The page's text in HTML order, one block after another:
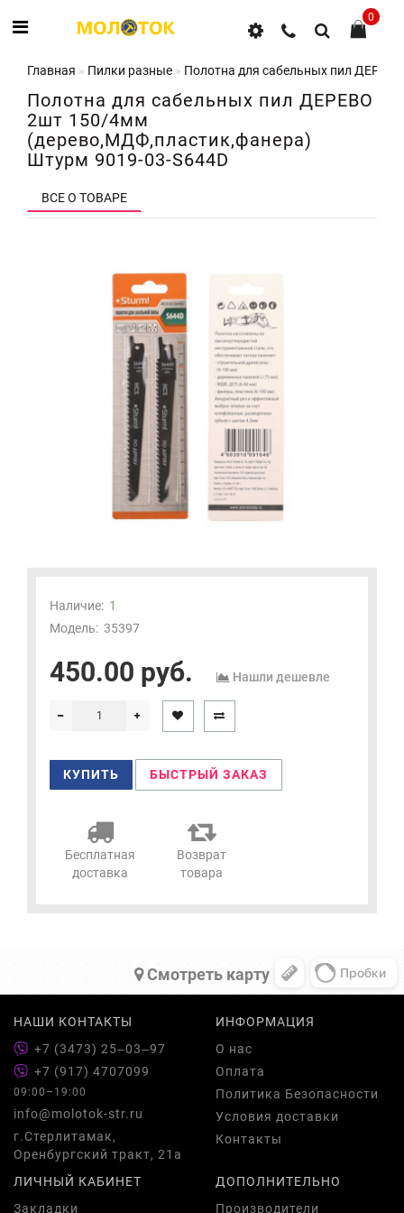
0
Главная Пилки разные Полотна для сабельных пил
Полотна для сабельных пил ДЕРЕВО
2шт 150/4мм
(дерево,МДФ,пластик,фанера)
Штурм 9019-03-S644D
ВСЕ О ТОВАРЕ
Наличие: 1
Модель: 35397
450.00 руб. Нашли дешевле
КУПИТЬ БЫСТРЫЙ ЗАКАЗ
Бесплатная
доставка
Возврат
товара
Cмотреть карту
НАШИ КОНТАКТЫ
+7 (3473) 25‒03‒97
+7 (917) 4707099
09:00–19:00
info@molotok-str.ru
г.Стерлитамак,
Оренбургский тракт, 21а
ИНФОРМАЦИЯ
О нас
Оплата
Политика Безопасности
Условия доставки
Контакты
ЛИЧНЫЙ КАБИНЕТ
Закладки
ДОПОЛНИТЕЛЬНО
Производители